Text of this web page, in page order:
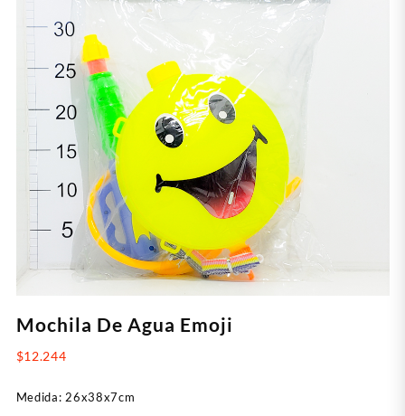
Mochila De Agua Emoji
$12.244
Medida: 26x38x7cm